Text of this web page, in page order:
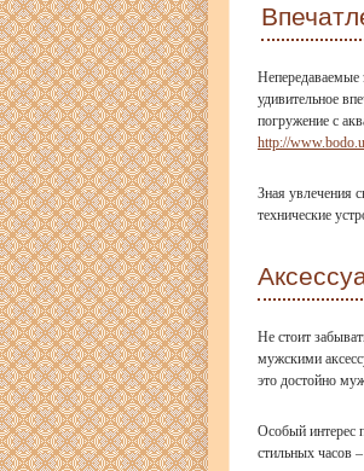
Непередаваемые
удивительное
погружение с
http://
Зная увлечения
технические
Не стоит
мужскими
это достойно
Особый интерес
стильных часов